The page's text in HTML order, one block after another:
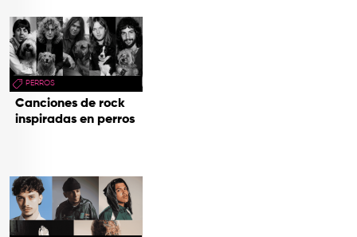
PERROS
Canciones de rock
inspiradas en perros